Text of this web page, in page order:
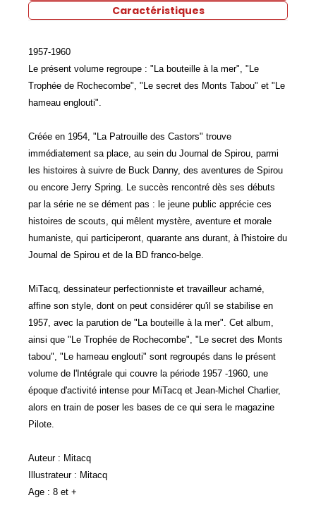
Caractéristiques
1957-1960
Le présent volume regroupe : "La bouteille à la mer", "Le
Trophée de Rochecombe", "Le secret des Monts Tabou" et "Le
hameau englouti".
Créée en 1954, "La Patrouille des Castors" trouve
immédiatement sa place, au sein du Journal de Spirou, parmi
les histoires à suivre de Buck Danny, des aventures de Spirou
ou encore Jerry Spring. Le succès rencontré dès ses débuts
par la série ne se dément pas : le jeune public apprécie ces
histoires de scouts, qui mêlent mystère, aventure et morale
humaniste, qui participeront, quarante ans durant, à l'histoire du
Journal de Spirou et de la BD franco-belge.
MiTacq, dessinateur perfectionniste et travailleur acharné,
affine son style, dont on peut considérer qu'il se stabilise en
1957, avec la parution de "La bouteille à la mer". Cet album,
ainsi que "Le Trophée de Rochecombe", "Le secret des Monts
tabou", "Le hameau englouti" sont regroupés dans le présent
volume de l'Intégrale qui couvre la période 1957 -1960, une
époque d'activité intense pour MiTacq et Jean-Michel Charlier,
alors en train de poser les bases de ce qui sera le magazine
Pilote.
Auteur : Mitacq
Illustrateur : Mitacq
Age : 8 et +